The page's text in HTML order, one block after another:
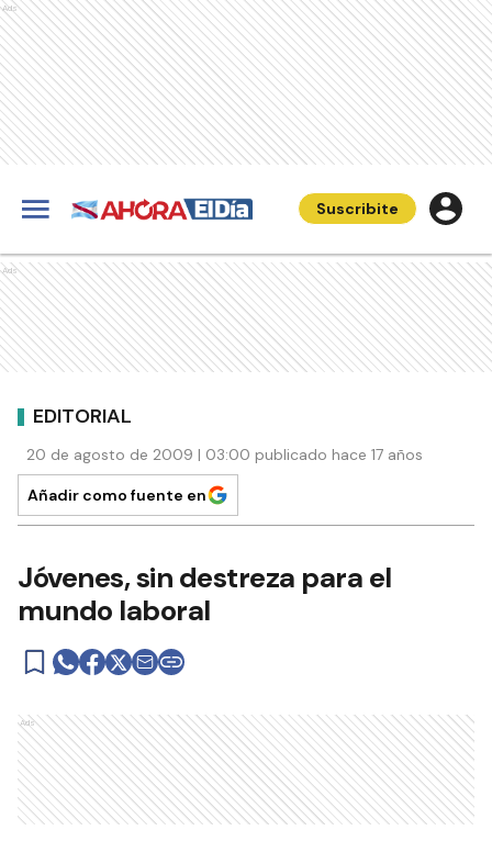
Ads
Suscribite
Ads
EDITORIAL
20 de agosto de 2009 | 03:00 publicado hace 17 años
Añadir como fuente en
Jóvenes, sin destreza para el
mundo laboral
Ads